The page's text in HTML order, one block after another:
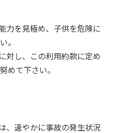
力を見極め、子供を危険に
。
対し、この利用約款に定め
めて下さい。
、速やかに事故の発生状況